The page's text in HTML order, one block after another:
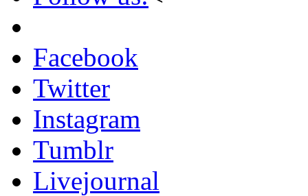
Facebook
Twitter
Instagram
Tumblr
Livejournal